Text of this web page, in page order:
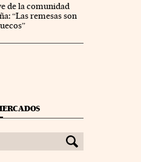
de la comunidad
“Las remesas son